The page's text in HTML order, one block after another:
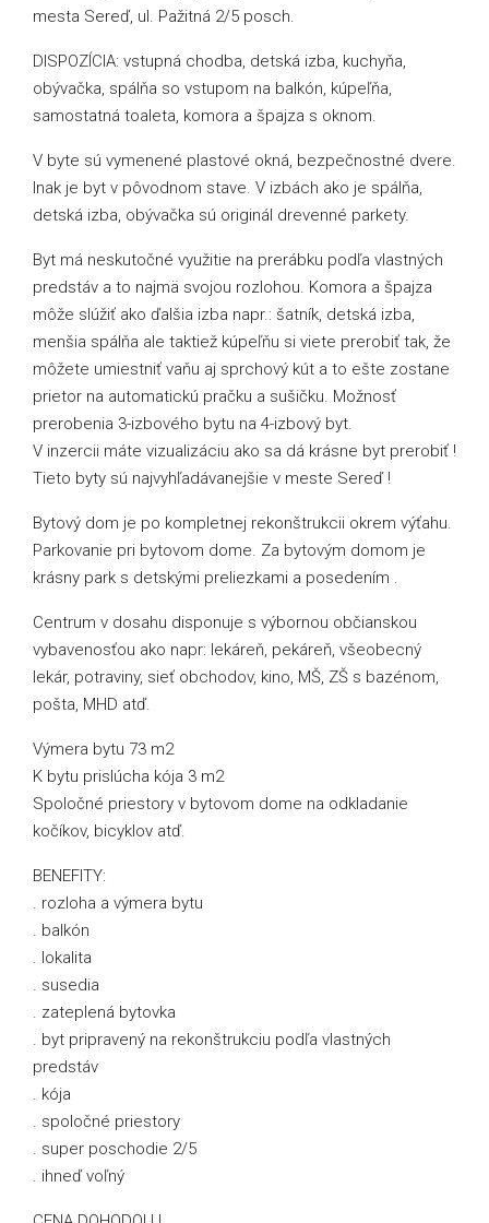
mesta Sereď, ul. Pažitná 2/5 posch.
DISPOZÍCIA: vstupná chodba, detská izba, kuchyňa,
obývačka, spálňa so vstupom na balkón, kúpeľňa,
samostatná toaleta, komora a špajza s oknom.
V byte sú vymenené plastové okná, bezpečnostné dvere.
Inak je byt v pôvodnom stave. V izbách ako je spálňa,
detská izba, obývačka sú originál drevenné parkety.
Byt má neskutočné využitie na prerábku podľa vlastných
predstáv a to najmä svojou rozlohou. Komora a špajza
môže slúžiť ako ďalšia izba napr.: šatník, detská izba,
menšia spálňa ale taktiež kúpeľňu si viete prerobiť tak, že
môžete umiestniť vaňu aj sprchový kút a to ešte zostane
prietor na automatickú pračku a sušičku. Možnosť
prerobenia 3-izbového bytu na 4-izbový byt.
V inzercii máte vizualizáciu ako sa dá krásne byt prerobiť !
Tieto byty sú najvyhľadávanejšie v meste Sereď !
Bytový dom je po kompletnej rekonštrukcii okrem výťahu.
Parkovanie pri bytovom dome. Za bytovým domom je
krásny park s detskými preliezkami a posedením .
Centrum v dosahu disponuje s výbornou občianskou
vybavenosťou ako napr: lekáreň, pekáreň, všeobecný
lekár, potraviny, sieť obchodov, kino, MŠ, ZŠ s bazénom,
pošta, MHD atď.
Výmera bytu 73 m2
K bytu prislúcha kója 3 m2
Spoločné priestory v bytovom dome na odkladanie
kočíkov, bicyklov atď.
BENEFITY:
. rozloha a výmera bytu
. balkón
. lokalita
. susedia
. zateplená bytovka
. byt pripravený na rekonštrukciu podľa vlastných
predstáv
. kója
. spoločné priestory
. super poschodie 2/5
. ihneď voľný